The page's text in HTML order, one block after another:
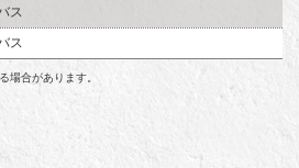
ス
ス
場合があります。